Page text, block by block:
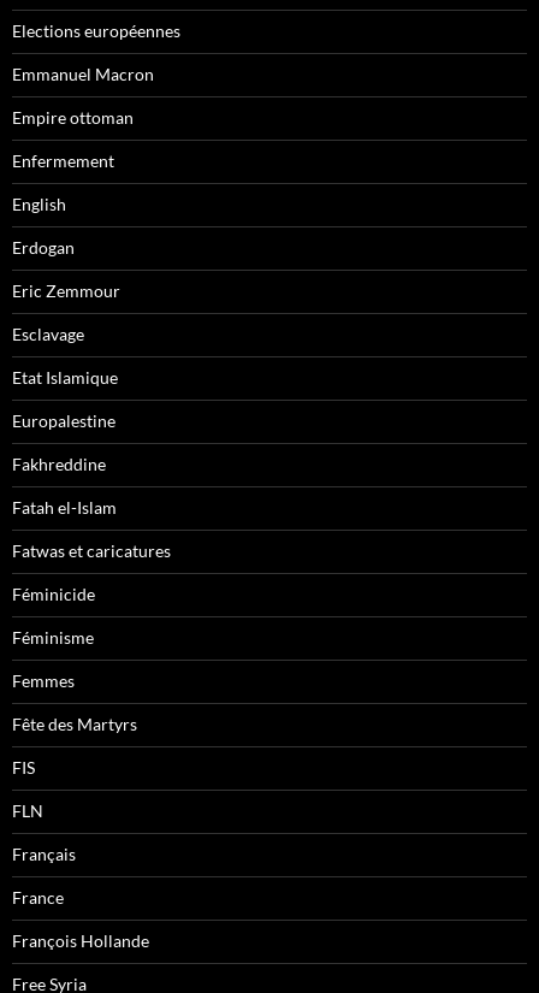
Elections européennes
Emmanuel Macron
Empire ottoman
Enfermement
English
Erdogan
Eric Zemmour
Esclavage
Etat Islamique
Europalestine
Fakhreddine
Fatah el-Islam
Fatwas et caricatures
Féminicide
Féminisme
Femmes
Fête des Martyrs
FIS
FLN
Français
France
François Hollande
Free Syria